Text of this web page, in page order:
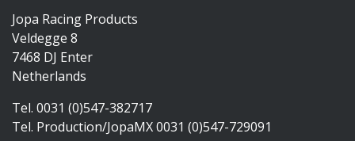
Jopa Racing Products
Veldegge 8
7468 DJ Enter
Netherlands
Tel. 0031 (0)547-382717
Tel. Production/JopaMX 0031 (0)547-729091